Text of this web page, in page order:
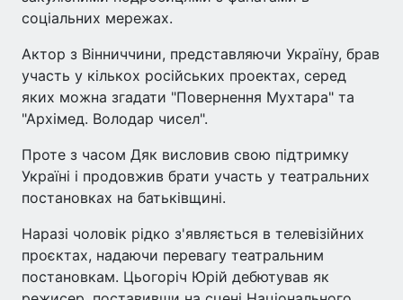
соціальних мережах.
Актор з Вінниччини, представляючи Україну, брав
участь у кількох російських проектах, серед
яких можна згадати "Повернення Мухтара" та
"Архімед. Володар чисел".
Проте з часом Дяк висловив свою підтримку
Україні і продовжив брати участь у театральних
постановках на батьківщині.
Наразі чоловік рідко з'являється в телевізійних
проєктах, надаючи перевагу театральним
постановкам. Цьогоріч Юрій дебютував як